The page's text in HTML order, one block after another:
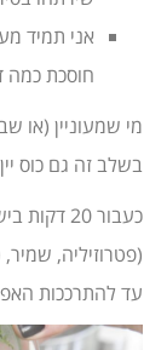
אני תמיד
חוסכת כמה
מי שמעוניין (או
בשלב זה גם כוס
כעבור 20
(פטרוזיליה,
עד להתרככות